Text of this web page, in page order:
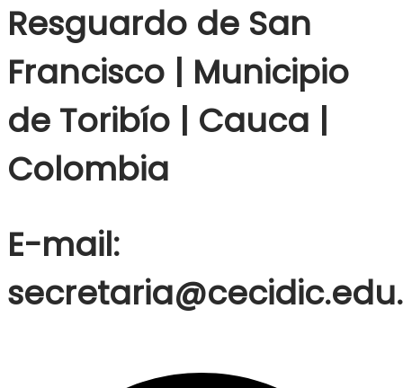
Resguardo de San
Francisco | Municipio
de Toribío | Cauca |
Colombia
E-mail: